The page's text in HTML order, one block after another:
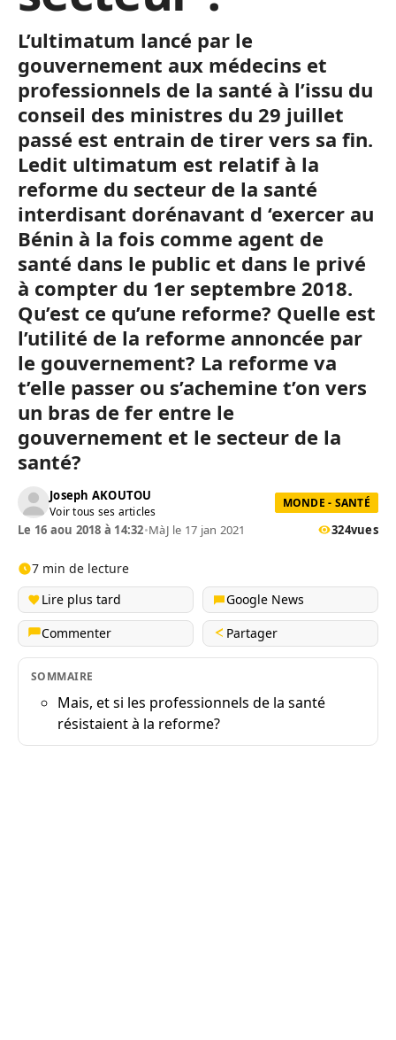
L’ultimatum lancé par le
gouvernement aux médecins et
professionnels de la santé à l’issu du
conseil des ministres du 29 juillet
passé est entrain de tirer vers sa fin.
Ledit ultimatum est relatif à la
reforme du secteur de la santé
interdisant dorénavant d ‘exercer au
Bénin à la fois comme agent de
santé dans le public et dans le privé
à compter du 1er septembre 2018.
Qu’est ce qu’une reforme? Quelle est
l’utilité de la reforme annoncée par
le gouvernement? La reforme va
t’elle passer ou s’achemine t’on vers
un bras de fer entre le
gouvernement et le secteur de la
santé?
Joseph AKOUTOU
Voir tous ses articles
MONDE - SANTÉ
Le 16 aou 2018 à 14:32•MàJ le 17 jan 2021 324vues
7 min de lecture
Lire plus tard
Google News
Commenter
Partager
SOMMAIRE
Mais, et si les professionnels de la santé
résistaient à la reforme?